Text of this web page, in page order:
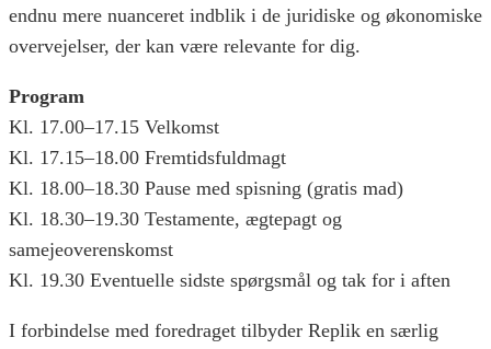
endnu mere nuanceret indblik i de juridiske og økonomiske
overvejelser, der kan være relevante for dig.
Program
Kl. 17.00–17.15 Velkomst
Kl. 17.15–18.00 Fremtidsfuldmagt
Kl. 18.00–18.30 Pause med spisning (gratis mad)
Kl. 18.30–19.30 Testamente, ægtepagt og
samejeoverenskomst
Kl. 19.30 Eventuelle sidste spørgsmål og tak for i aften
I forbindelse med foredraget tilbyder Replik en særlig